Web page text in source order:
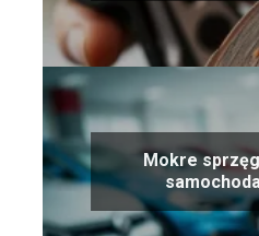
Mokre